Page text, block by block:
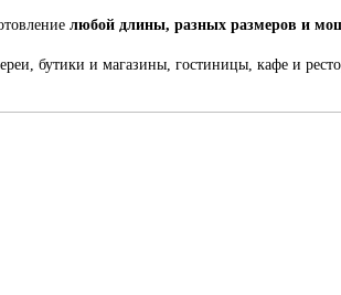
любой длины, разных размеров и
бутики и магазины, гостиницы, кафе и